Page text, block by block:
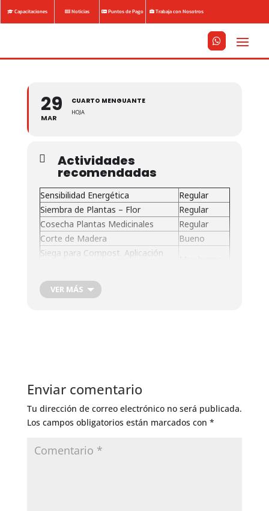
Capacitaciones Noticias Puntos de Pago Trabaja con Nosotros



29
MAR
CUARTO MENGUANTE
HOJA
Actividades
recomendadas
Sensibilidad Energética
Regular
Siembra de Plantas – Flor
Regular
Cosecha Plantas Medicinales
Regular
Corte de Madera
Bueno
Siega para Compost. Aplicación
Control de Insectos
Fertilización tierra
VER MÁS
Enviar comentario
Tu dirección de correo electrónico no será publicada.
Los campos obligatorios están marcados con *